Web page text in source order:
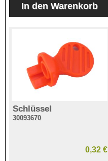
Schlüssel
30093670
0,32 €